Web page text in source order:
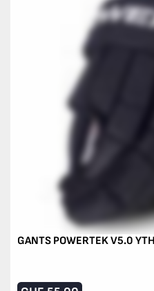
GANTS POWERTEK V5.0 YTH